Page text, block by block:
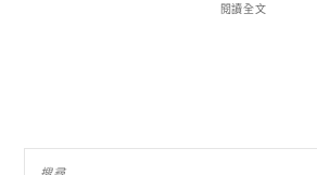
閱讀全文
導